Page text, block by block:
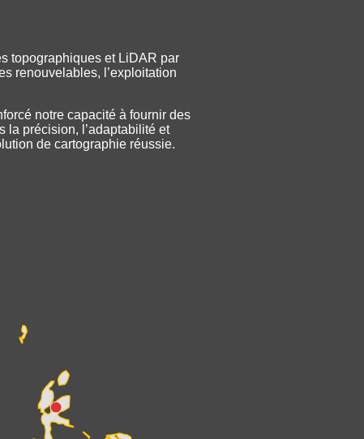
topographiques et LiDAR par
renouvelables, l’exploitation
notre capacité à fournir des
la précision, l’adaptabilité et
de cartographie réussie.